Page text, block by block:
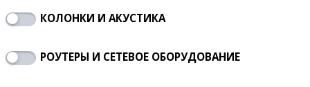
КОЛОНКИ И АКУСТИКА
РОУТЕРЫ И СЕТЕВОЕ ОБОРУДОВАНИЕ